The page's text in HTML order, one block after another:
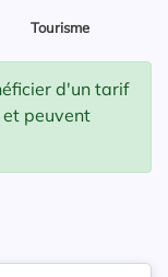
Tourisme
d'un tarif
peuvent